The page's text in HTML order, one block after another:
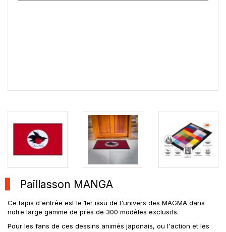
Paillasson MANGA
Ce tapis d'entrée est le 1er issu de l'univers des MAGMA dans
notre large gamme de près de 300 modèles exclusifs.
Pour les fans de ces dessins animés japonais, ou l'action et les